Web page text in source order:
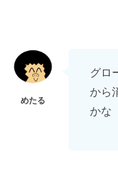
グロ
から
かな